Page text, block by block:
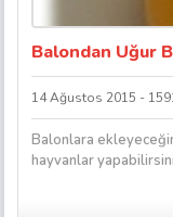
Balondan Uğur
14 Ağustos 2015 -
Balonlara
hayvanlar